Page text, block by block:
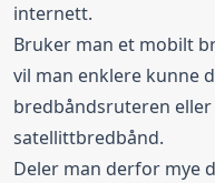
internett.
Bruker man et mobilt
vil man enklere kunne
bredbåndsruteren
satellittbredbånd.
Deler man derfor mye